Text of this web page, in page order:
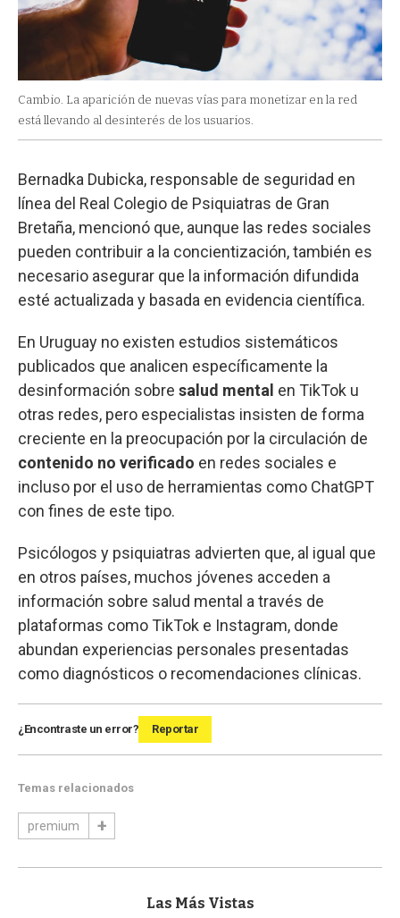
Cambio. La aparición de nuevas vías para monetizar en la red
está llevando al desinterés de los usuarios.
Bernadka Dubicka, responsable de seguridad en
línea del Real Colegio de Psiquiatras de Gran
Bretaña, mencionó que, aunque las redes sociales
pueden contribuir a la concientización, también es
necesario asegurar que la información difundida
esté actualizada y basada en evidencia científica.
En Uruguay no existen estudios sistemáticos
publicados que analicen específicamente la
desinformación sobre salud mental en TikTok u
otras redes, pero especialistas insisten de forma
creciente en la preocupación por la circulación de
contenido no verificado en redes sociales e
incluso por el uso de herramientas como ChatGPT
con fines de este tipo.
Psicólogos y psiquiatras advierten que, al igual que
en otros países, muchos jóvenes acceden a
información sobre salud mental a través de
plataformas como TikTok e Instagram, donde
abundan experiencias personales presentadas
como diagnósticos o recomendaciones clínicas.
¿Encontraste un error? Reportar
Temas relacionados
premium
Las Más Vistas